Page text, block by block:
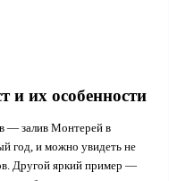
их особенности
— залив Монтерей в
год, и можно увидеть не
Другой яркий пример —